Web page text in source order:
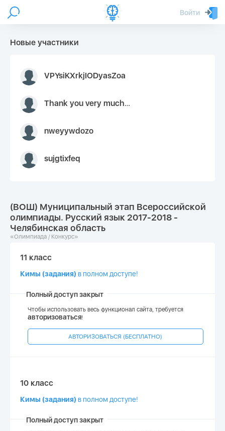
Войти
Новые участники
VPYsiKXrkjIODyasZoa
Thank you very much for your inquiry We appreciate you 9126052 https://youtube.com faceapple !
nweyywdozo
sujgtixfeq
(ВОШ) Муниципальный этап Всероссийской
олимпиады. Русский язык 2017-2018 -
Челябинская область
«Олимпиада / Конкурс»
11 класс
Кимы (задания) в полном доступе!
Полный доступ закрыт
Чтобы использовать весь функционал сайта, требуется
авторизоваться!
АВТОРИЗОВАТЬСЯ (БЕСПЛАТНО)
10 класс
Кимы (задания) в полном доступе!
Полный доступ закрыт